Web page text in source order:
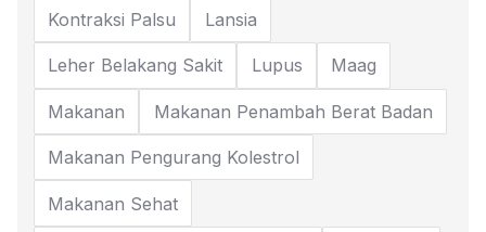
Kontraksi Palsu Lansia
Leher Belakang Sakit Lupus Maag
Makanan Makanan Penambah Berat Badan
Makanan Pengurang Kolestrol
Makanan Sehat